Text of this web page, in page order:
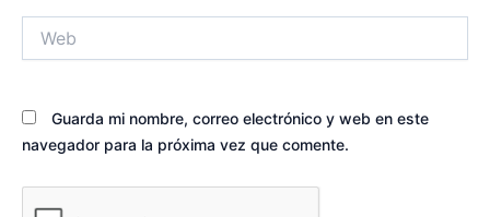
Guarda mi nombre, correo electrónico y web en este
navegador para la próxima vez que comente.